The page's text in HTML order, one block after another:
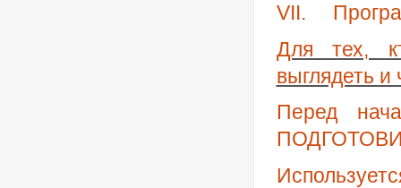
VII.
Для тех,
выглядеть и
Перед